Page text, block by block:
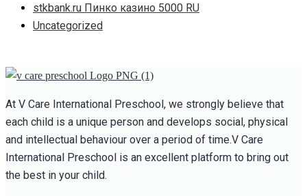
stkbank.ru Пинко казино 5000 RU
Uncategorized
At V Care International Preschool, we strongly believe that
each child is a unique person and develops social, physical
and intellectual behaviour over a period of time.V Care
International Preschool is an excellent platform to bring out
the best in your child.